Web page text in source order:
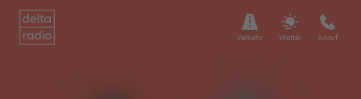
Verkehr Wetter Anruf